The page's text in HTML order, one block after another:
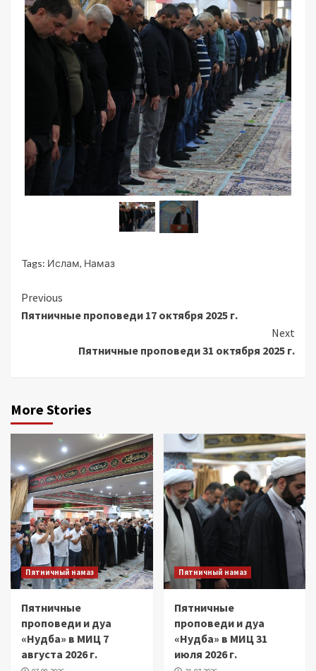
Tags: Ислам, Намаз
Continue
Reading
Previous
Пятничные проповеди 17 октября 2025 г.
Next
Пятничные проповеди 31 октября 2025 г.
More Stories
Пятничный намаз
Пятничные
проповеди и дуа
«Нудба» в МИЦ 7
августа 2026 г.
Пятничный намаз
Пятничные
проповеди и дуа
«Нудба» в МИЦ 31
июля 2026 г.